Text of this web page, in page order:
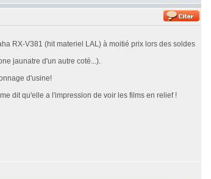
RX-V381 (hit materiel LAL) à moitié prix lors des soldes
jaunatre d'un autre coté...).
d'usine!
dit qu'elle a l'impression de voir les films en relief !